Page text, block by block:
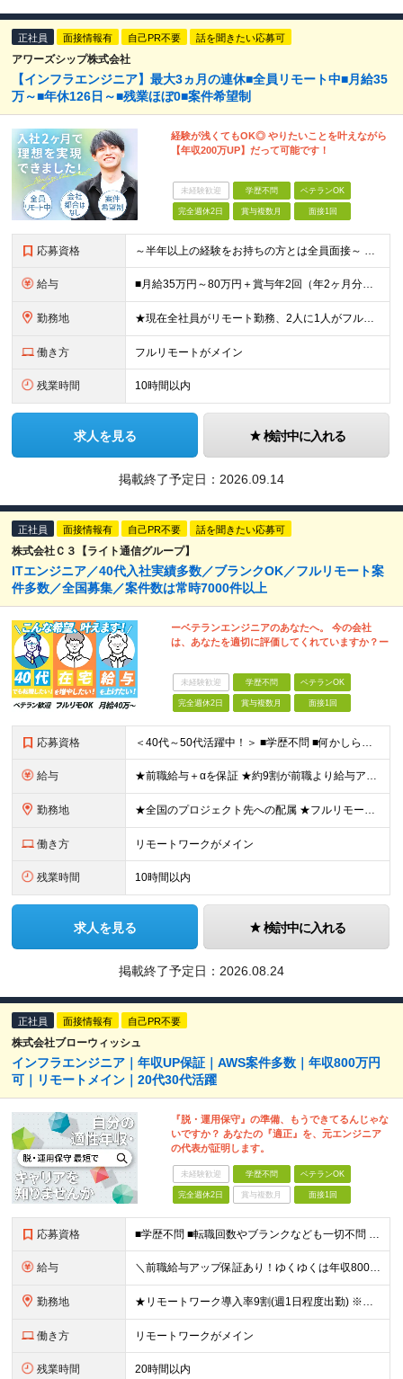
正社員 面接情報有 自己PR不要 話を聞きたい応募可
アワーズシップ株式会社
【インフラエンジニア】最大3ヵ月の連休■全員リモート中■月給35
万～■年休126日～■残業ほぼ0■案件希望制
経験が浅くてもOK◎ やりたいことを叶えながら
【年収200万UP】だって可能です！
未経験歓迎 学歴不問 ベテランOK
完全週休2日 賞与複数月 面接1回
応募資格 ～半年以上の経験をお持ちの方とは全員面接～ ■インフラエンジニアの実務経験をお持ちの方（運用・保守のみもOK） ■学歴不問 ＼こんな方にピッタリ／ □自分の頑張りが会社の成長につながることを実感した
給与 ■月給35万円～80万円＋賞与年2回（年2ヶ月分） ※スキル・経験などを考慮し決定します ※試用期間6ヶ月あり。期間中は契約社員となります。その他の待遇に差異はありません（試用期間終了後、昇給の可能性
勤務地 ★現在全社員がリモート勤務、2人に1人がフルリモート中 ★転勤なし！ ★地方移住の相談にも柔軟に対応します ■関東（東京・埼玉・神奈川・千葉）、関西（大阪）のプロジェクト先 ※希望や居住地を考慮し、
働き方 フルリモートがメイン
残業時間 10時間以内
求人を見る 検討中に入れる
掲載終了予定日： 2026.09.14
正社員 面接情報有 自己PR不要 話を聞きたい応募可
株式会社Ｃ３【ライト通信グループ】
ITエンジニア／40代入社実績多数／ブランクOK／フルリモート案
件多数／全国募集／案件数は常時7000件以上
ーベテランエンジニアのあなたへ。 今の会社
は、あなたを適切に評価してくれていますか？ー
未経験歓迎 学歴不問 ベテランOK
完全週休2日 賞与複数月 面接1回
応募資格 ＜40代～50代活躍中！＞ ■学歴不問 ■何かしらの開発経験をお持ちの方 ■ブランクOK ★ミドル～シニア層が多数活躍しています！ ▼こんな方は、ぜひご応募ください▼ □最後の転職先をお探しの方 □
給与 ★前職給与＋αを保証 ★約9割が前職より給与アップを実現 月給40万円以上＋各種手当＋賞与 ＜9割が年収アップを実現＞ 入社されたエンジニアの9割が前職よりも給与アップをしています！ 残り1割は前
勤務地 ★全国のプロジェクト先への配属 ★フルリモートワーク案件あり ★転勤なし 勤務地はご希望を考慮し、決定します。 「自宅から近い場所が良い」といった要望もお聞かせください！ ＜配属エリア＞ ［東北］
働き方 リモートワークがメイン
残業時間 10時間以内
求人を見る 検討中に入れる
掲載終了予定日： 2026.08.24
正社員 面接情報有 自己PR不要
株式会社ブローウィッシュ
インフラエンジニア｜年収UP保証｜AWS案件多数｜年収800万円
可｜リモートメイン｜20代30代活躍
『脱・運用保守』の準備、もうできてるんじゃな
いですか？ あなたの『適正』を、元エンジニア
の代表が証明します。
未経験歓迎 学歴不問 ベテランOK
完全週休2日 賞与複数月 面接1回
応募資格 ■学歴不問 ■転職回数やブランクなども一切不問 ■インフラエンジニアとしての経験をお持ちの方(目安2年以上）
給与 ＼前職給与アップ保証あり！ゆくゆくは年収800万以上も可能／ ■設計・構築のご経験がある方 月給45万円～＋インセンティブ 入社後、年収が300万円と大幅にアップした事例もございます！ 前職と同等
勤務地 ★リモートワーク導入率9割(週1日程度出勤) ※出社が伴う場合は東京23区・横浜を中心としたクライアント先になります。 ※配属先は希望を考慮します。 【本社】 東京都千代田区神田須田町1-3-33
働き方 リモートワークがメイン
残業時間 20時間以内